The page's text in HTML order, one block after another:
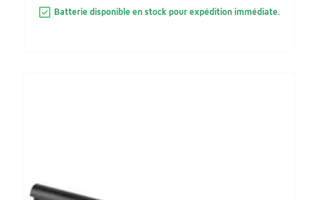
Batterie disponible en stock pour expédition immédiate.